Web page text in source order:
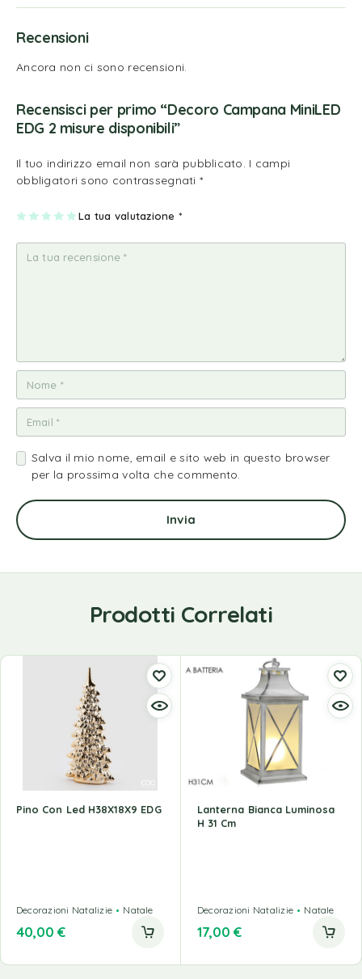
Recensioni
Ancora non ci sono recensioni.
Recensisci per primo “Decoro Campana MiniLED
EDG 2 misure disponibili”
Il tuo indirizzo email non sarà pubblicato. I campi
obbligatori sono contrassegnati *
La tua valutazione *
1
a
2
e
su
5
3
e
su
5
4
e
su
5
5
e
su
5
Salva il mio nome, email e sito web in questo browser
per la prossima volta che commento.
Prodotti Correlati
Pino Con Led H38X18X9 EDG
Decorazioni Natalizie Natale
40,00 €
Lanterna Bianca Luminosa
H 31 Cm
Decorazioni Natalizie Natale
17,00 €